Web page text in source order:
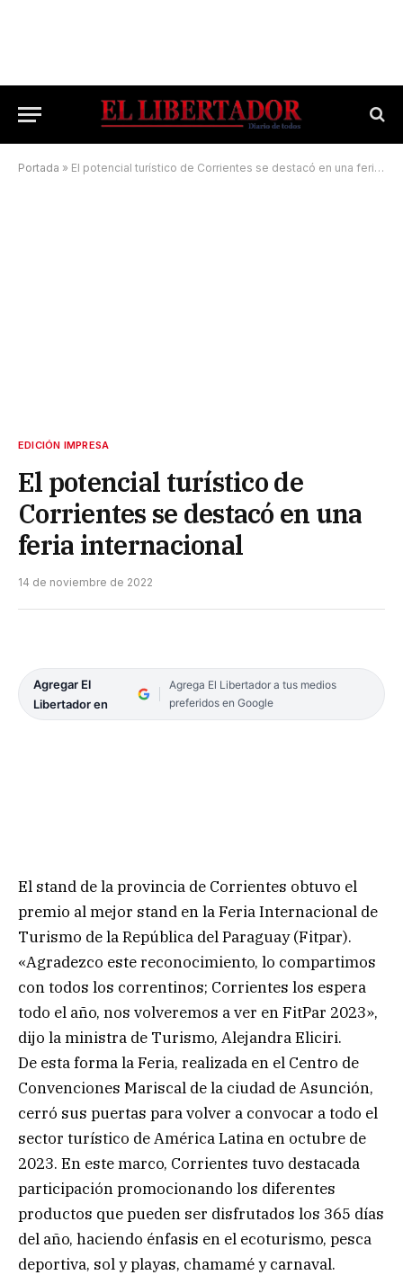
Portada » El potencial turístico de Corrientes se destacó en una feria internacional
EDICIÓN IMPRESA
El potencial turístico de
Corrientes se destacó en una
feria internacional
14 de noviembre de 2022
Agregar El
Libertador en
Agrega El Libertador a tus medios
preferidos en Google
El stand de la provincia de Corrientes obtuvo el
premio al mejor stand en la Feria Internacional de
Turismo de la República del Paraguay (Fitpar).
«Agradezco este reconocimiento, lo compartimos
con todos los correntinos; Corrientes los espera
todo el año, nos volveremos a ver en FitPar 2023»,
dijo la ministra de Turismo, Alejandra Eliciri.
De esta forma la Feria, realizada en el Centro de
Convenciones Mariscal de la ciudad de Asunción,
cerró sus puertas para volver a convocar a todo el
sector turístico de América Latina en octubre de
2023. En este marco, Corrientes tuvo destacada
participación promocionando los diferentes
productos que pueden ser disfrutados los 365 días
del año, haciendo énfasis en el ecoturismo, pesca
deportiva, sol y playas, chamamé y carnaval.